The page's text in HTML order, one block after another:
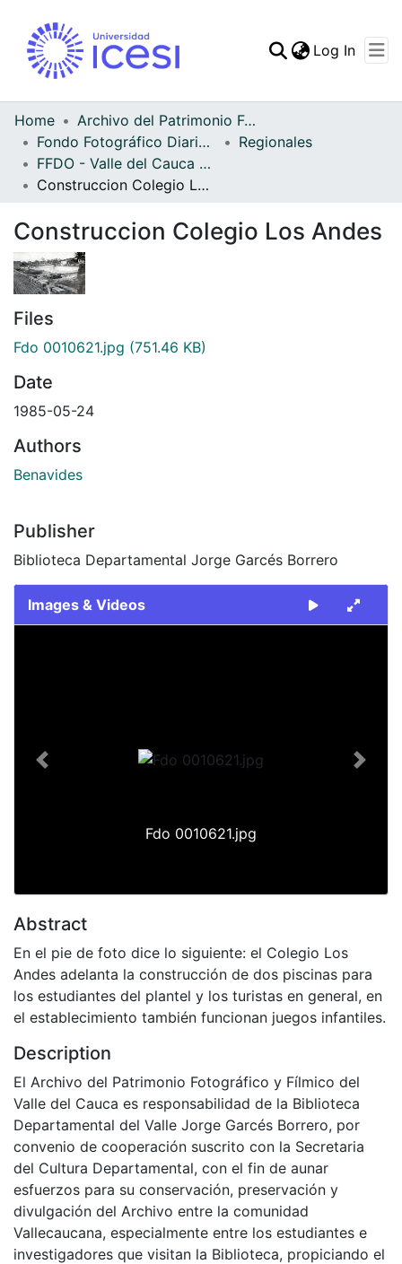
Statistics
Log In
Home
Archivo del Patrimonio Fotográfico y Fílmico del Valle del Cauca
Fondo Fotográfico Diario Occidente
Regionales
FFDO - Valle del Cauca - Patrimonial
Construccion Colegio Los Andes
Construccion Colegio Los Andes
Files
Fdo 0010621.jpg (751.46 KB)
Date
1985-05-24
Authors
Benavides
Publisher
Biblioteca Departamental Jorge Garcés Borrero
Images & Videos
Fdo 0010621.jpg
Previous Next
Abstract
En el pie de foto dice lo siguiente: el Colegio Los
Andes adelanta la construcción de dos piscinas para
los estudiantes del plantel y los turistas en general, en
el establecimiento también funcionan juegos infantiles.
Description
El Archivo del Patrimonio Fotográfico y Fílmico del
Valle del Cauca es responsabilidad de la Biblioteca
Departamental del Valle Jorge Garcés Borrero, por
convenio de cooperación suscrito con la Secretaria
del Cultura Departamental, con el fin de aunar
esfuerzos para su conservación, preservación y
divulgación del Archivo entre la comunidad
Vallecaucana, especialmente entre los estudiantes e
investigadores que visitan la Biblioteca, propiciando el